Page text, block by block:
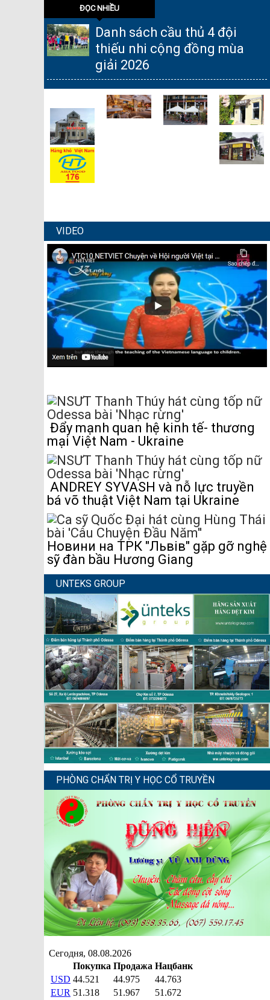
ĐỌC NHIỀU
Danh sách cầu thủ 4 đội
thiếu nhi cộng đồng mùa
giải 2026
VIDEO
Đẩy mạnh quan hệ kinh tế- thương
mại Việt Nam - Ukraine
ANDREY SYVASH và nỗ lực truyền
bá võ thuật Việt Nam tại Ukraine
Новини на ТРК "Львів" gặp gỡ nghệ
sỹ đàn bầu Hương Giang
UNTEKS GROUP
PHÒNG CHẨN TRỊ Y HỌC CỔ TRUYỀN